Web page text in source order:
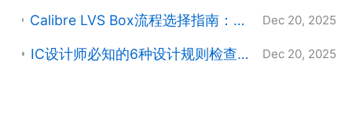
Calibre LVS Box流程选择指南：Black Box vs Regular Box vs Gray Box Dec 20, 2025
IC设计师必知的6种设计规则检查错误及Calibre nmDRC的解决之道 Dec 20, 2025